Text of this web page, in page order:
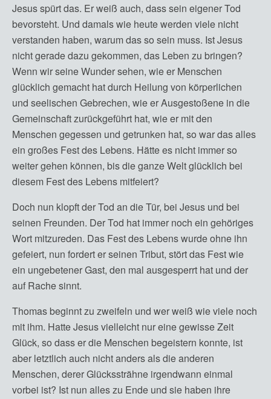
Jesus spürt das. Er weiß auch, dass sein eigener Tod
bevorsteht. Und damals wie heute werden viele nicht
verstanden haben, warum das so sein muss. Ist Jesus
nicht gerade dazu gekommen, das Leben zu bringen?
Wenn wir seine Wunder sehen, wie er Menschen
glücklich gemacht hat durch Heilung von körperlichen
und seelischen Gebrechen, wie er Ausgestoßene in die
Gemeinschaft zurückgeführt hat, wie er mit den
Menschen gegessen und getrunken hat, so war das alles
ein großes Fest des Lebens. Hätte es nicht immer so
weiter gehen können, bis die ganze Welt glücklich bei
diesem Fest des Lebens mitfeiert?
Doch nun klopft der Tod an die Tür, bei Jesus und bei
seinen Freunden. Der Tod hat immer noch ein gehöriges
Wort mitzureden. Das Fest des Lebens wurde ohne ihn
gefeiert, nun fordert er seinen Tribut, stört das Fest wie
ein ungebetener Gast, den mal ausgesperrt hat und der
auf Rache sinnt.
Thomas beginnt zu zweifeln und wer weiß wie viele noch
mit ihm. Hatte Jesus vielleicht nur eine gewisse Zeit
Glück, so dass er die Menschen begeistern konnte, ist
aber letztlich auch nicht anders als die anderen
Menschen, derer Glückssträhne irgendwann einmal
vorbei ist? Ist nun alles zu Ende und sie haben ihre